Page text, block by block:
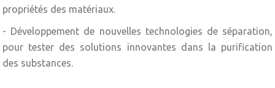
propriétés des matériaux.
- Développement de nouvelles technologies de séparation,
pour tester des solutions innovantes dans la purification
des substances.